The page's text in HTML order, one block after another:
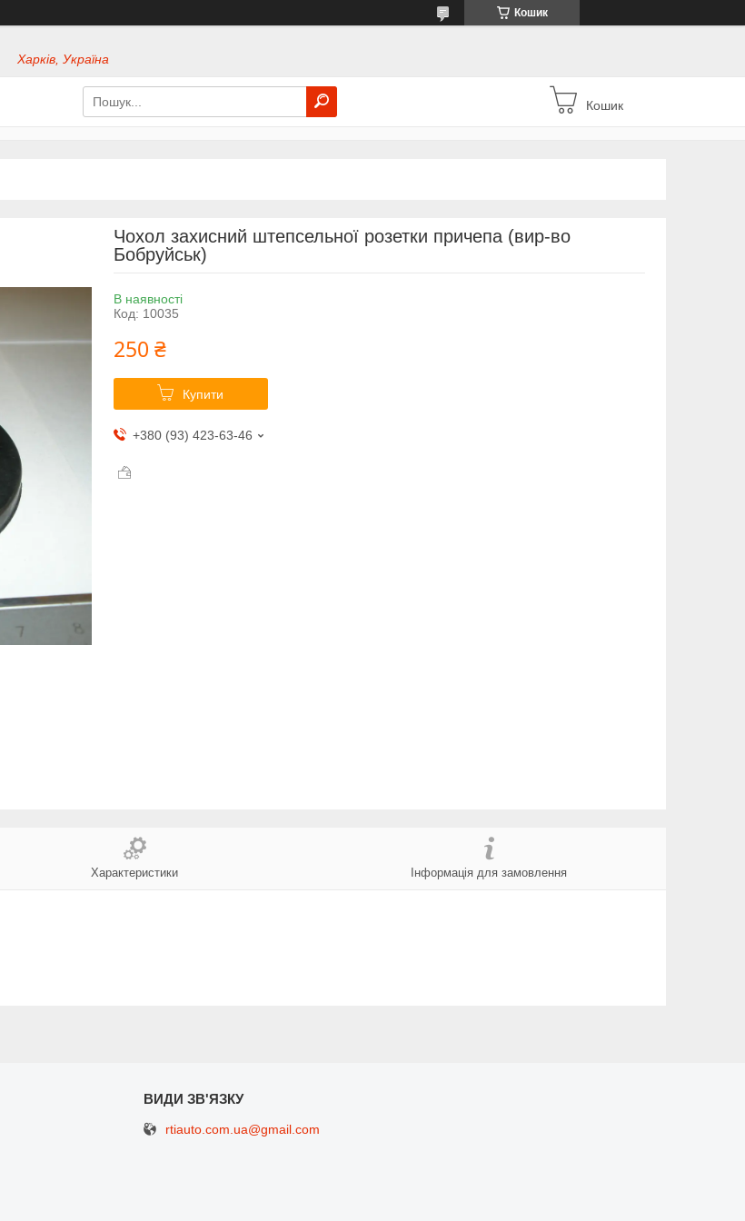
Кошик
Харків, Україна
Кошик
Чохол захисний штепсельної розетки причепа (вир-во
Бобруйськ)
В наявності
Код: 10035
250 ₴
Купити
+380 (93) 423-63-46
Характеристики Інформація для замовлення
rtiauto.com.ua@gmail.com